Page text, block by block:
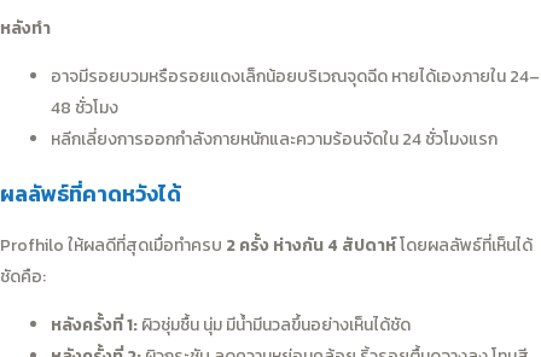
หลังทำ
อาจมีรอยบวมหรือรอยแดงเล็กน้อยบริเวณจุดฉีด หายได้เองภายใน 24–
48 ชั่วโมง
หลีกเลี่ยงการออกกำลังกายหนักและความร้อนจัดใน 24 ชั่วโมงแรก
ผลลัพธ์ที่คาดหวังได้
Profhilo ให้ผลดีที่สุดเมื่อทำครบ 2 ครั้ง ห่างกัน 4 สัปดาห์โดยผลลัพธ์ที่เห็นได้
ชัดคือ:
หลังครั้งที่ 1:ผิวชุ่มชื้น นุ่ม มีน้ำมีนวลขึ้นอย่างเห็นได้ชัด